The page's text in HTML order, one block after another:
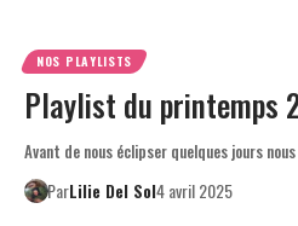
NOS PLAYLISTS
Playlist du printemps
Avant de nous éclipser quelques jours
ParLilie Del Sol4 avril 2025